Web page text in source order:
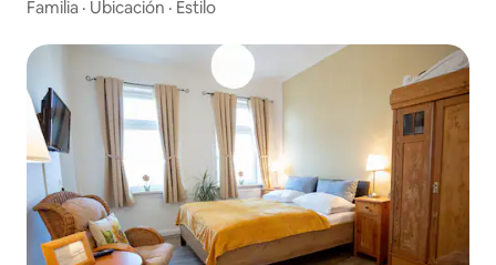
Familia · Ubicación · Estilo